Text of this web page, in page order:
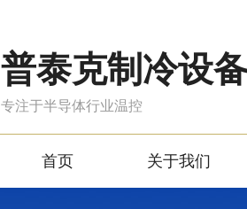
普泰克制冷设
专注于半导体行业温控
首页 关于我们